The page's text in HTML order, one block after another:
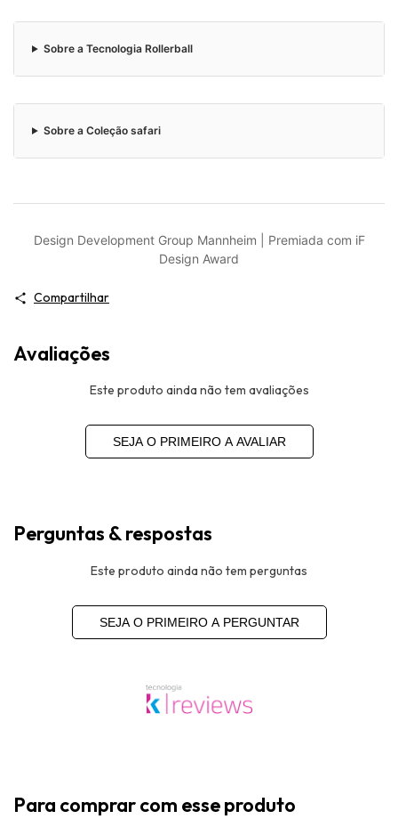
Sobre a Tecnologia Rollerball
Sobre a Coleção safari
Design Development Group Mannheim | Premiada com iF
Design Award
Compartilhar
Avaliações
Este produto ainda não tem avaliações
SEJA O PRIMEIRO A AVALIAR
Perguntas & respostas
Este produto ainda não tem perguntas
SEJA O PRIMEIRO A PERGUNTAR
Para comprar com esse produto